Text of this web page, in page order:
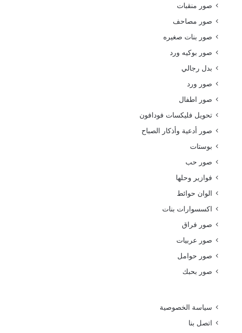
صور منقبات
صور مصاحف
صور بنات صغيره
صور بوكيه ورد
بدل رجالي
صور ورد
صور اطفال
تحويل فليكسات فودافون
صور أدعية وأذكار الصباح
بوستات
صور حب
فوازير وحلها
الوان حوائط
اكسسوارات بنات
صور فراق
صور عربيات
صور حوامل
صور بحبك
سياسة الخصوصية
اتصل بنا